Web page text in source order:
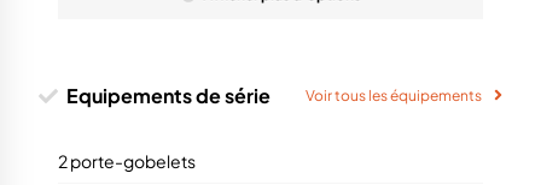
Equipements de série Voir tous les équipements
2 porte-gobelets